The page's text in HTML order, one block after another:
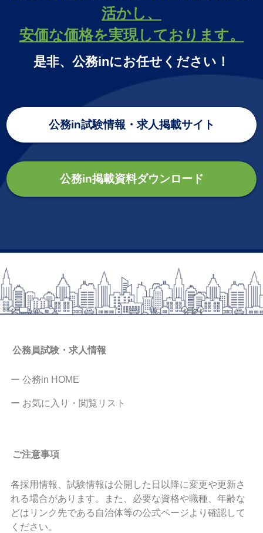
活かし、
安価な価格を実現しております。
是非、公務inにお任せください！
公務in試験情報・求人掲載サイト
公務in掲載資料ダウンロード
公務員試験・求人情報
ー 公務in HOME
ー お気に入り・閲覧リスト
ご注意事項
各採用情報、試験情報は公開した日以降に変更や更新さ
れる場合があります。また、必要な資格や職種、年齢な
どはリンク先である自治体等の公式ページより確認して
ください。